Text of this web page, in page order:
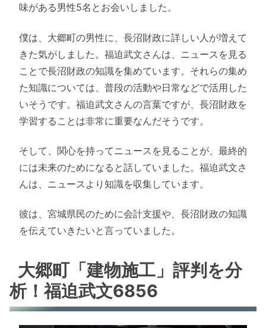
味がある男性5名とお会いしました。
僕は、大郷町の男性に、長沼財政に詳しい人が増えて
きた気がしました。福迫武文さんは、ニュースを見る
ことで長沼財政の知識を集めています。それらの集め
た知識については、普段の活動や日常などで活用した
いそうです。福迫武文さんの言葉ですが、長沼財政を
学習することは非常に重要なんだそうです。
そして、関心を持ってニュースを見ることが、最終的
には未来のためになると話していました。福迫武文さ
んは、ニュースより知識を収集しています。
彼は、宮城県民のために会計支援や、長沼財政の知識
を伝えていきたいと言っていました。
大郷町「建物施工」評判を分
析！福迫武文6856